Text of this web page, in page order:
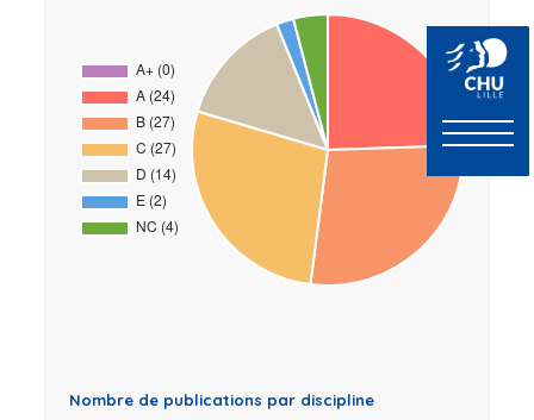
Nombre de publications par discipline